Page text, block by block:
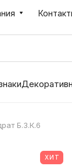
Б.3.К.6
ХИТ